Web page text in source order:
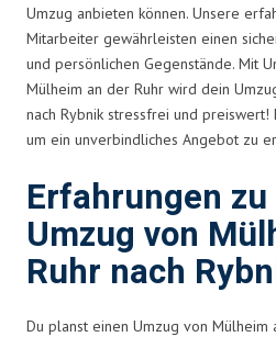
Umzug anbieten können. Unsere
Mitarbeiter gewährleisten einen
und persönlichen Gegenstände. Mit
Mülheim an der Ruhr wird dein
nach Rybnik stressfrei und preiswert!
um ein unverbindliches Angebot zu
Erfahrungen
Umzug von
Ruhr nach
Du planst einen Umzug von Mülheim